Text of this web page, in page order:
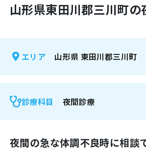
花粉症
感染症
よくあるご質問
山形県東田川郡三川町の
エリア 山形県 東田川郡三川町
診療科目 夜間診療
夜間の急な体調不良時に相談